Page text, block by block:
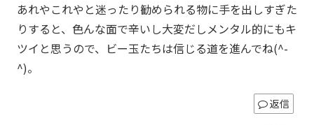
あれやこれやと迷ったり勧められる物に手を出しすぎた
りすると、色んな面で辛いし大変だしメンタル的にもキ
ツイと思うので、ビー玉たちは信じる道を進んでね(^-
^)。
返信